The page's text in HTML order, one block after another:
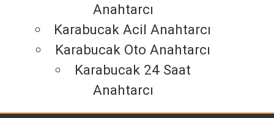
Anahtarcı
Karabucak Acil Anahtarcı
Karabucak Oto Anahtarcı
Karabucak 24 Saat
Anahtarcı